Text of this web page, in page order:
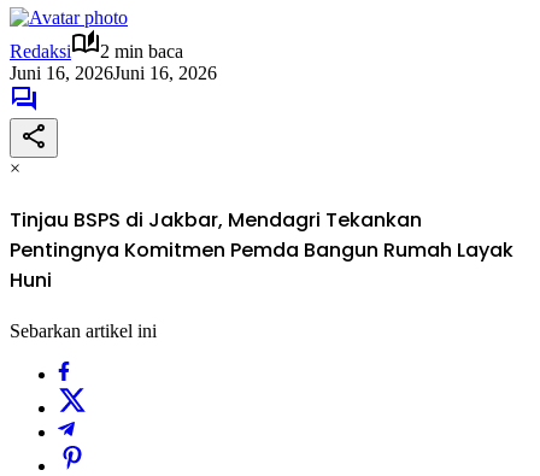
Redaksi
2 min baca
Juni 16, 2026Juni 16, 2026
×
Tinjau BSPS di Jakbar, Mendagri Tekankan
Pentingnya Komitmen Pemda Bangun Rumah Layak
Huni
Sebarkan artikel ini